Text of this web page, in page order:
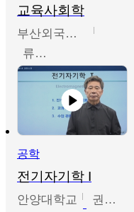
교육사회학
부산외국어대학교
류영철
공학
전기자기학 I
안양대학교 권원현